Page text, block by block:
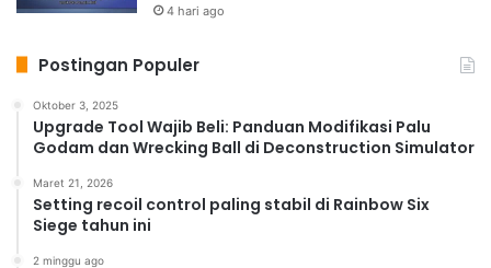
4 hari ago
Postingan Populer
Oktober 3, 2025
Upgrade Tool Wajib Beli: Panduan Modifikasi Palu
Godam dan Wrecking Ball di Deconstruction Simulator
Maret 21, 2026
Setting recoil control paling stabil di Rainbow Six
Siege tahun ini
2 minggu ago